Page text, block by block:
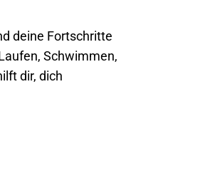
deine Fortschritte
Schwimmen,
dir, dich